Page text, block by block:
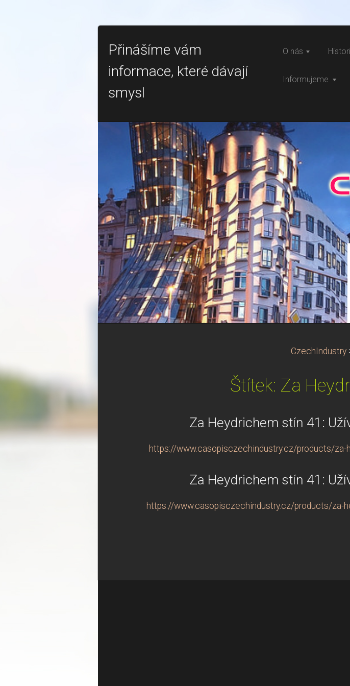
Přinášíme vám
informace, které dávají
smysl
O nás
Informujeme
CzechIndustry
Štítek: Za
Za Heydrichem stín 41:
https://www.casopisczechindustry.cz/products/
Za Heydrichem stín 41:
https://www.casopisczechindustry.cz/products/za-